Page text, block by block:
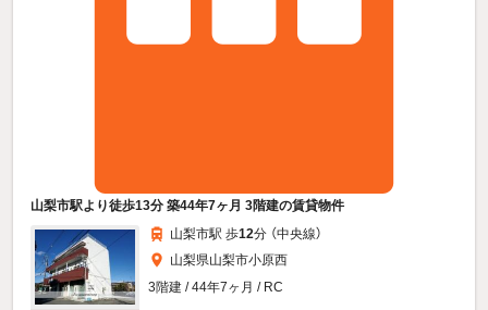
山梨市駅より徒歩13分 築44年7ヶ月 3階建の賃貸物件
山梨市駅 歩12分 （中央線）
山梨県山梨市小原西
3階建 / 44年7ヶ月 / RC